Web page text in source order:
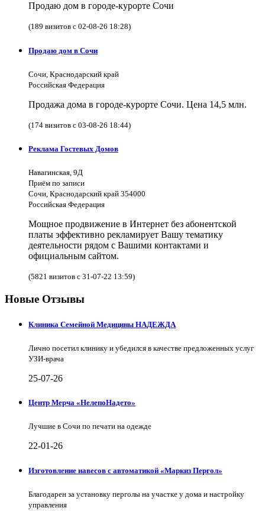
Продаю дом в городе-курорте Сочи
(189 визитов с 02-08-26 18:28)
Продаю дом в Сочи
Сочи, Краснодарский край
Российская Федерация
Продажа дома в городе-курорте Сочи. Цена 14,5 млн.
(174 визитов с 03-08-26 18:44)
Реклама Гостевых Домов
Навагинская, 9Д
Приём по записи
Сочи, Краснодарский край 354000
Российская Федерация
Мощное продвижение в Интернет без абонентской
платы эффективно рекламирует Вашу тематику
деятельности рядом с Вашими контактами и
официальным сайтом.
(5821 визитов с 31-07-22 13:59)
Новые Отзывы
Клиника Семейной Медицины НАДЕЖДА
Лично посетил клинику и убедился в качестве предложенных услуг
УЗИ-врача
25-07-26
Центр Мерча «НелепоНадето»
Лучшие в Сочи по печати на одежде
22-01-26
Изготовление навесов с автоматикой «Маркиз Пергол»
Благодарен за установку перголы на участке у дома и настройку
управления